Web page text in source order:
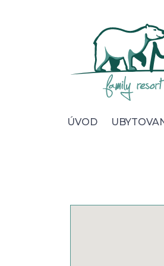
ÚVOD
Ubytovanie
Stravovanie
Foto & video
Kontakt